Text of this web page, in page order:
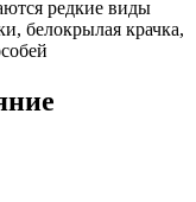
редкие виды
белокрылая крачка,